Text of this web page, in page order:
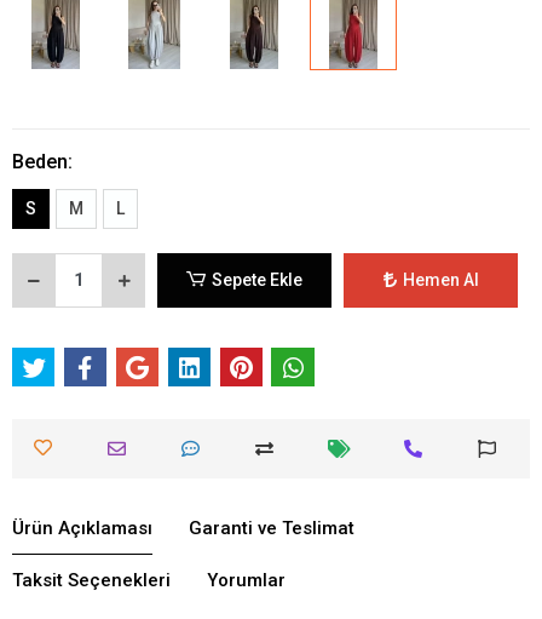
Beden:
S M L
Sepete Ekle Hemen Al
Ürün Açıklaması Garanti ve Teslimat
Taksit Seçenekleri Yorumlar